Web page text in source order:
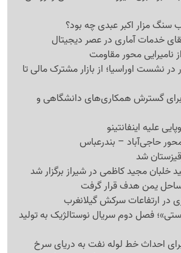
سنگ مزار اکبر عبدی چه بود؟
خدمات آماری در عصر دیجیتال
نامیرایی محور مقاومت
در نشست اوراسیا؛ از بازار مشترک مالی تا
برای گسترش همکاری‌های دانشگاهی و
علیه اینفانتینو
حاجی‌آباد – بندرعباس
شد
خلبان مجید کاظمی در شیراز برگزار شد
یمن هدف قرار گرفت
در ارتفاعات سرکش گیلانغرب
فصل دوم سریال نوستالژیک به تولید
احداث خط لوله نفت به دریای سرخ